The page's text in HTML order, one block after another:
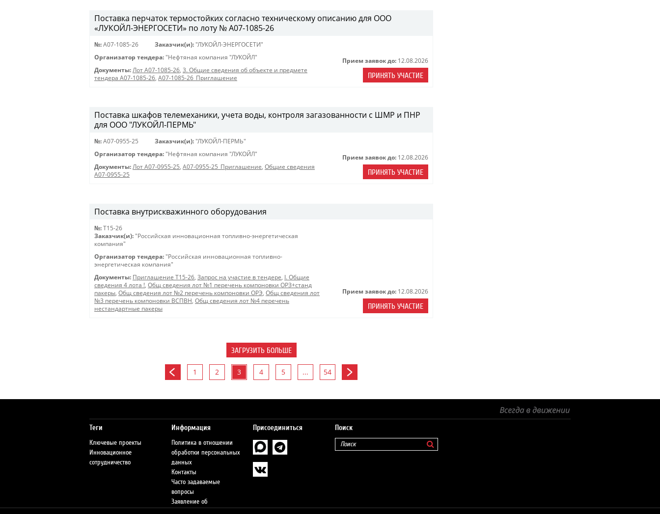
Поставка перчаток термостойких согласно техническому описанию для ООО
«ЛУКОЙЛ-ЭНЕРГОСЕТИ» по лоту № A07-1085-26
№: A07-1085-26 Заказчик(и): "ЛУКОЙЛ-ЭНЕРГОСЕТИ"
Организатор тендера: "Нефтяная компания "ЛУКОЙЛ"
Документы: Лот A07-1085-26, 3. Общие сведения об объекте и предмете
тендера A07-1085-26, A07-1085-26_Приглашение
Прием заявок до: 12.08.2026
ПРИНЯТЬ УЧАСТИЕ
Поставка шкафов телемеханики, учета воды, контроля загазованности с ШМР и ПНР
для ООО "ЛУКОЙЛ-ПЕРМЬ"
№: A07-0955-25 Заказчик(и): "ЛУКОЙЛ-ПЕРМЬ"
Организатор тендера: "Нефтяная компания "ЛУКОЙЛ"
Документы: Лот A07-0955-25, A07-0955-25_Приглашение, Общие сведения
A07-0955-25
Прием заявок до: 12.08.2026
ПРИНЯТЬ УЧАСТИЕ
Поставка внутрискважинного оборудования
№: Т15-26
Заказчик(и): "Российская инновационная топливно-энергетическая
компания"
Организатор тендера: "Российская инновационная топливно-
энергетическая компания"
Документы: Приглашение Т15-26, Запрос на участие в тендере, I. Общие
сведения 4 лота !, Общ сведения лот №1 перечень компоновки ОРЗ+станд
пакеры, Общ сведения лот №2 перечень компоновки ОРЭ, Общ сведения лот
№3 перечень компоновки ВСПВН, Общ сведения лот №4 перечень
нестандартные пакеры
Прием заявок до: 12.08.2026
ПРИНЯТЬ УЧАСТИЕ
ЗАГРУЗИТЬ БОЛЬШЕ
1 2 3 4 5 ... 54
Теги
Ключевые проекты
Инновационное
сотрудничество
Информация
Политика в отношении
обработки персональных
данных
Контакты
Часто задаваемые
вопросы
Заявление об
Присоединиться Поиск